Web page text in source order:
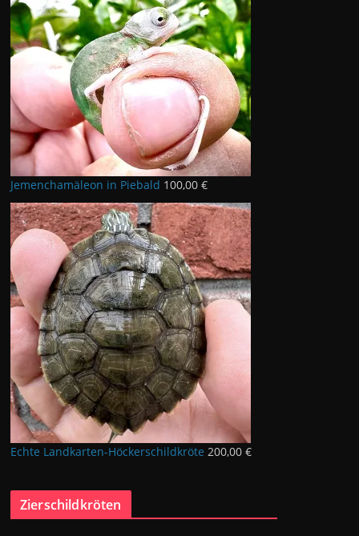
Jemenchamäleon in Piebald 100,00 €
Echte Landkarten-Höckerschildkröte 200,00 €
Zierschildkröten